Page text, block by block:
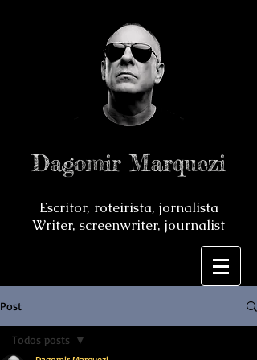
Dagomir Marquezi
Escritor, roteirista, jornalista
Writer, screenwriter, journalist
Post
Todos posts